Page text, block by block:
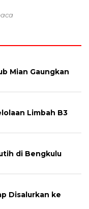
Mian Gaungkan
Limbah B3
di Bengkulu
Disalurkan ke